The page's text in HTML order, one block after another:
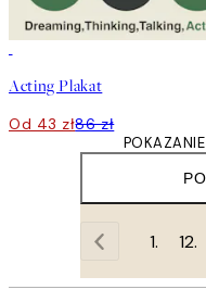
Acting Plakat
Od 43 zł86 zł
1